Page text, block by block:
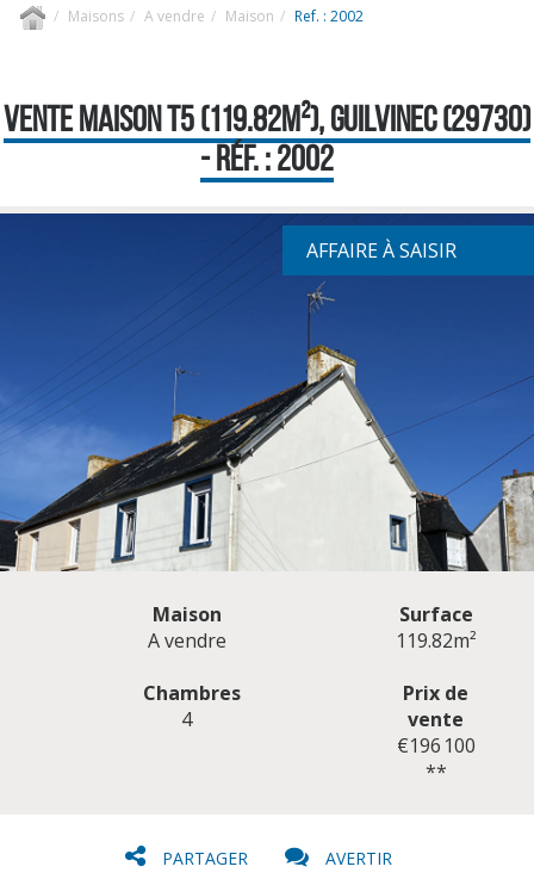
Maisons A vendre Maison Ref. : 2002
VENTE MAISON T5 (119.82M²), GUILVINEC (29730)
- RÉF. : 2002
AFFAIRE À SAISIR
Maison
A vendre
Surface
119.82m²
Chambres
4
Prix de
vente
€196 100
**
PARTAGER AVERTIR